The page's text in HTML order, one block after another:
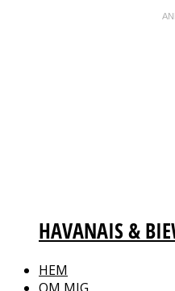
HAVANAIS &
HEM